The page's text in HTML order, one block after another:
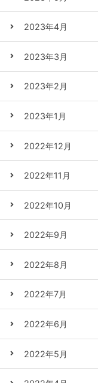
2023年4月
2023年3月
2023年2月
2023年1月
2022年12月
2022年11月
2022年10月
2022年9月
2022年8月
2022年7月
2022年6月
2022年5月